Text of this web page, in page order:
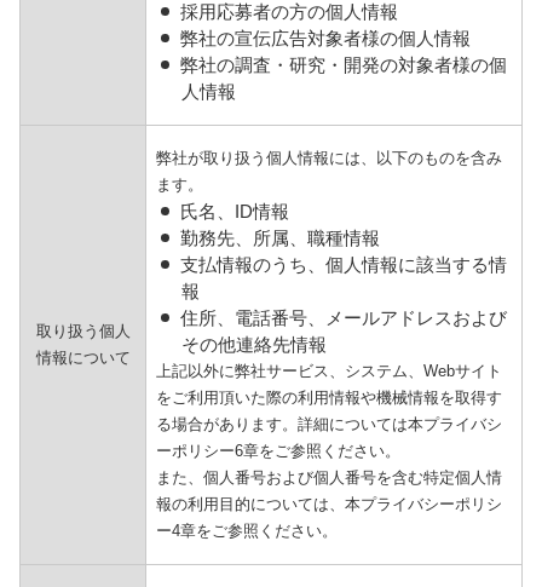
採用応募者の方の個人情報
弊社の宣伝広告対象者様の個人情報
弊社の調査・研究・開発の対象者様の個
人情報
取り扱う個人
情報について
弊社が取り扱う個人情報には、以下のものを含み
ます。
氏名、ID情報
勤務先、所属、職種情報
支払情報のうち、個人情報に該当する情
報
住所、電話番号、メールアドレスおよび
その他連絡先情報
上記以外に弊社サービス、システム、Webサイト
をご利用頂いた際の利用情報や機械情報を取得す
る場合があります。詳細については本プライバシ
ーポリシー6章をご参照ください。
また、個人番号および個人番号を含む特定個人情
報の利用目的については、本プライバシーポリシ
ー4章をご参照ください。